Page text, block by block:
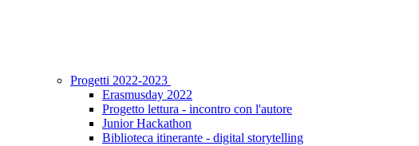
Progetti 2022-2023
Erasmusday 2022
Progetto lettura - incontro con l'autore
Junior Hackathon
Biblioteca itinerante - digital storytelling